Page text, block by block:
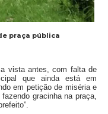
praça pública
vista antes, com falta de
que ainda está em
em petição de miséria e
gracinha na praça,